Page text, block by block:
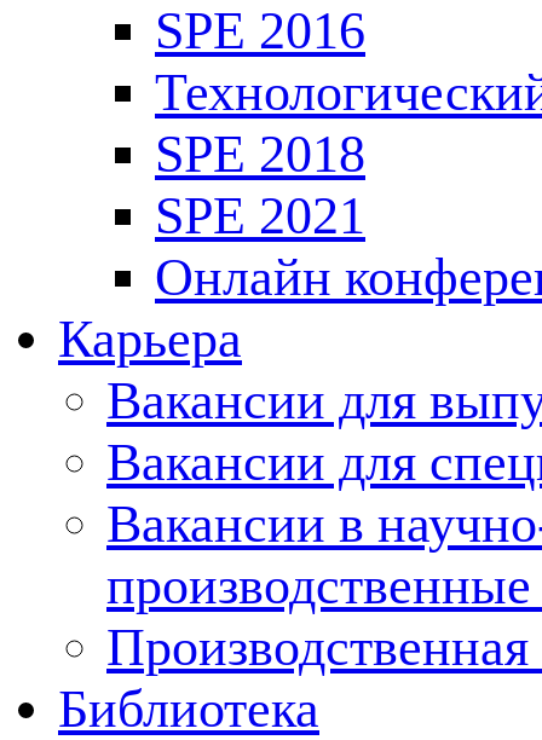
SPE 2016
SPE 2018
SPE 2021
Онлайн
Карьера
Вакансии для
Вакансии для
Вакансии в
Производственная
Библиотека